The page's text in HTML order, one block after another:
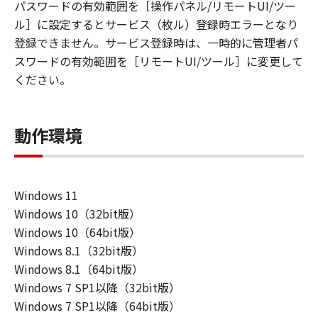
パスワードの有効範囲を［操作パネル/リモートUI/ツー
ル］に設定するとサービス（枚ル）登録時エラーとなり
登録できません。サービス登録時は、一時的に管理者パ
スワードの有効範囲を［リモートUI/ツール］に変更して
ください。
動作環境
Windows 11
Windows 10（32bit版）
Windows 10（64bit版）
Windows 8.1（32bit版）
Windows 8.1（64bit版）
Windows 7 SP1以降（32bit版）
Windows 7 SP1以降（64bit版）